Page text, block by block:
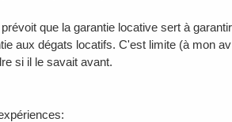
prévoit que la garantie locative sert à
aux dégats locatifs. C'est limite (à mon
si il le savait avant.